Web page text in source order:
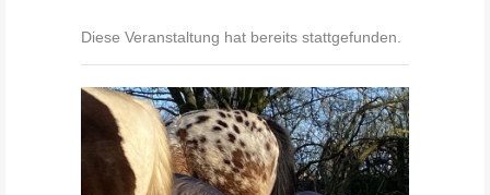
Diese Veranstaltung hat bereits stattgefunden.